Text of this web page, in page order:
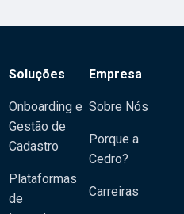
Soluções
Onboarding e
Gestão de
Cadastro
Plataformas
de
Empresa
Sobre Nós
Porque a
Cedro?
Carreiras